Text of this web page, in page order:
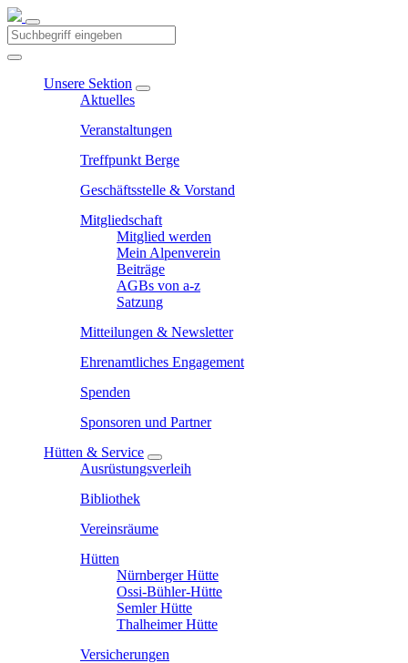
Unsere Sektion
Aktuelles
Veranstaltungen
Treffpunkt Berge
Geschäftsstelle & Vorstand
Mitgliedschaft
Mitglied werden
Mein Alpenverein
Beiträge
AGBs von a-z
Satzung
Mitteilungen & Newsletter
Ehrenamtliches Engagement
Spenden
Sponsoren und Partner
Hütten & Service
Ausrüstungsverleih
Bibliothek
Vereinsräume
Hütten
Nürnberger Hütte
Ossi-Bühler-Hütte
Semler Hütte
Thalheimer Hütte
Versicherungen